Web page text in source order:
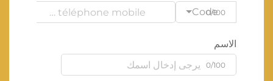
Code
0/100
الاسم
0/100